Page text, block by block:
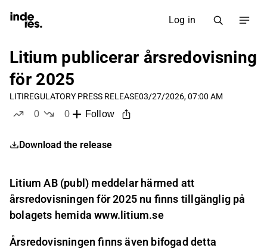
Log in
Litium publicerar årsredovisning
för 2025
LITIREGULATORY PRESS RELEASE03/27/2026, 07:00 AM
0
0
Follow
Download the release
Litium AB (publ) meddelar härmed att
årsredovisningen för 2025 nu finns tillgänglig på
bolagets hemida www.litium.se
Årsredovisningen finns även bifogad detta